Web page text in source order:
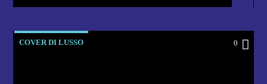
COVER DI LUSSO 0